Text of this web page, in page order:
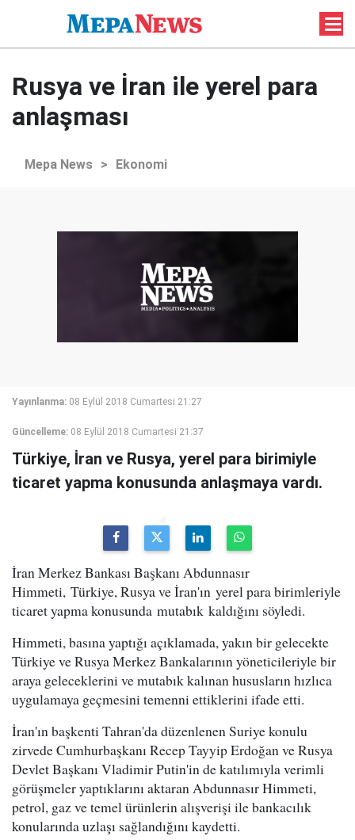
Rusya ve İran ile yerel para
anlaşması
Mepa News > Ekonomi
Yayınlanma: 08 Eylül 2018 Cumartesi 21:27
Güncelleme: 08 Eylül 2018 Cumartesi 21:37
Türkiye, İran ve Rusya, yerel para birimiyle
ticaret yapma konusunda anlaşmaya vardı.
İran Merkez Bankası Başkanı Abdunnasır
Himmeti, Türkiye, Rusya ve İran'ın yerel para birimleriyle
ticaret yapma konusunda mutabık kaldığını söyledi.
Himmeti, basına yaptığı açıklamada, yakın bir gelecekte
Türkiye ve Rusya Merkez Bankalarının yöneticileriyle bir
araya geleceklerini ve mutabık kalınan hususların hızlıca
uygulamaya geçmesini temenni ettiklerini ifade etti.
İran'ın başkenti Tahran'da düzenlenen Suriye konulu
zirvede Cumhurbaşkanı Recep Tayyip Erdoğan ve Rusya
Devlet Başkanı Vladimir Putin'in de katılımıyla verimli
görüşmeler yaptıklarını aktaran Abdunnasır Himmeti,
petrol, gaz ve temel ürünlerin alışverişi ile bankacılık
konularında uzlaşı sağlandığını kaydetti.